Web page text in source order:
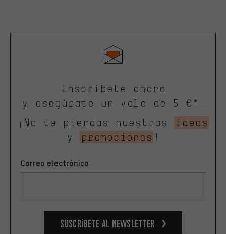
Inscríbete ahora
y asegúrate un vale de 5 €*.
¡No te pierdas nuestras
ideas
y
promociones !
Correo electrónico
Suscríbete al newsletter